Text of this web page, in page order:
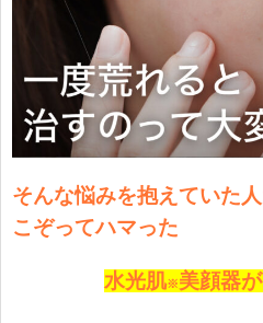
そんな悩みを抱えていた
こぞってハマった
水光肌※美顔器